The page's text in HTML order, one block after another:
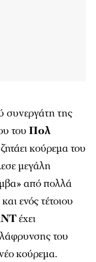
συνεργάτη της
του Πολ
κούρεμα του
μεγάλη
από πολλά
ενός τέτοιου
έχει
του
κούρεμα.